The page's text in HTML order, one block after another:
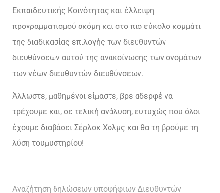
Εκπαιδευτικής Κοινότητας και έλλειψη
προγραμματισμού ακόμη και στο πιο εύκολο κομμάτι
της διαδικασίας επιλογής των διευθυντών
διευθύνσεων αυτού της ανακοίνωσης των ονομάτων
των νέων διευθυντών διευθύνσεων.
Άλλωστε, μαθημένοι είμαστε, βρε αδερφέ να
τρέχουμε και, σε τελική ανάλυση, ευτυχώς που όλοι
έχουμε διαβάσει Σέρλοκ Χολμς και θα τη βρούμε τη
λύση τουμυστηρίου!
Αναζήτηση δηλώσεων υποψήφιων Διευθυντών